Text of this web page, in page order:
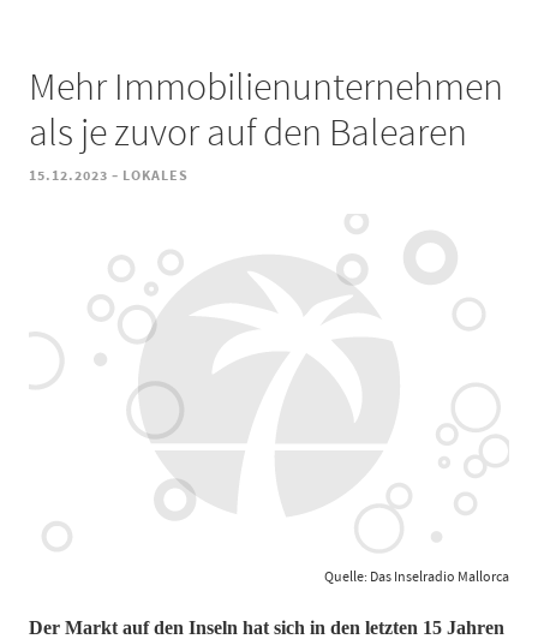
Mehr Immobilienunternehmen
als je zuvor auf den Balearen
15.12.2023 - LOKALES
Quelle: Das Inselradio Mallorca
Der Markt auf den Inseln hat sich in den letzten 15 Jahren